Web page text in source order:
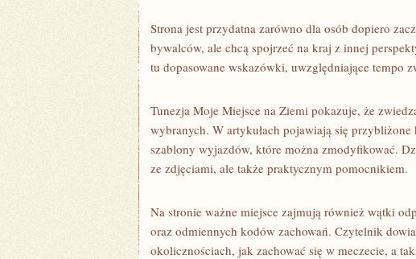
Strona jest przydatna zarówno dla osób dopiero
bywalców, ale chcą spojrzeć na kraj z innej
tu dopasowane wskazówki, uwzględniające tempo
Tunezja Moje Miejsce na Ziemi pokazuje, że
wybranych. W artykułach pojawiają się
szablony wyjazdów, które można zmodyfikować.
ze zdjęciami, ale także praktycznym pomocnikiem.
Na stronie ważne miejsce zajmują również wątki
oraz odmiennych kodów zachowań. Czytelnik
okolicznościach, jak zachować się w meczecie, a